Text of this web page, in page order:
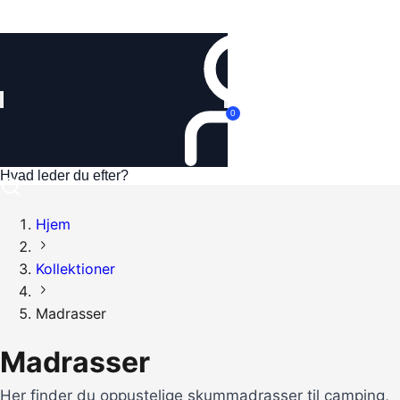
0
Hjem
Kollektioner
Madrasser
Madrasser
Her finder du oppustelige skummadrasser til camping,